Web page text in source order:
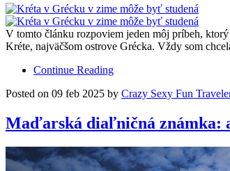
V tomto článku rozpoviem jeden môj príbeh,
Kréte, najväčšom ostrove Grécka. Vždy som
Continue Reading
Posted on 09 feb 2025 by Crazy Sexy Fun
Maďarská diaľničná známka: